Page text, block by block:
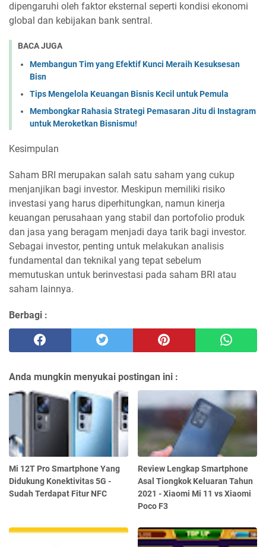
dipengaruhi oleh faktor eksternal seperti kondisi ekonomi
global dan kebijakan bank sentral.
BACA JUGA
Membangun Tim yang Efektif Kunci Meraih Kesuksesan
Bisn
Tips Mengelola Keuangan Bisnis Kecil untuk Pemula
Membongkar Rahasia Strategi Pemasaran Jitu di Instagram
untuk Meroketkan Bisnismu!
Kesimpulan
Saham BRI merupakan salah satu saham yang cukup
menjanjikan bagi investor. Meskipun memiliki risiko
investasi yang harus diperhitungkan, namun kinerja
keuangan perusahaan yang stabil dan portofolio produk
dan jasa yang beragam menjadi daya tarik bagi investor.
Sebagai investor, penting untuk melakukan analisis
fundamental dan teknikal yang tepat sebelum
memutuskan untuk berinvestasi pada saham BRI atau
saham lainnya.
Berbagi :
Anda mungkin menyukai postingan ini :
Mi 12T Pro Smartphone Yang
Didukung Konektivitas 5G -
Sudah Terdapat Fitur NFC
Review Lengkap Smartphone
Asal Tiongkok Keluaran Tahun
2021 - Xiaomi Mi 11 vs Xiaomi
Poco F3